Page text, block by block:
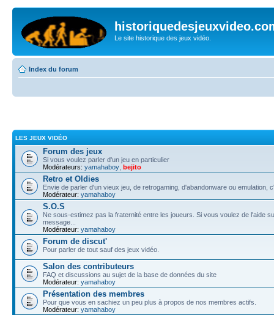
Le site historique des jeux vidéo.
Index du forum
LES JEUX VIDÉO
Forum des jeux
Si vous voulez parler d'un jeu en particulier
Modérateurs: yamahaboy bejito
Retro et Oldies
Envie de parler d'un vieux jeu, de retrogaming, d'abandonware ou emulation,
Modérateur: yamahaboy
S.O.S
Ne sous-estimez pas la fraternité entre les joueurs. Si vous voulez de l'aide
message...
Modérateur: yamahaboy
Forum de discut'
Pour parler de tout sauf des jeux vidéo.
Salon des contributeurs
FAQ et discussions au sujet de la base de données du site
Modérateur: yamahaboy
Présentation des membres
Pour que vous en sachiez un peu plus à propos de nos membres actifs.
Modérateur: yamahaboy